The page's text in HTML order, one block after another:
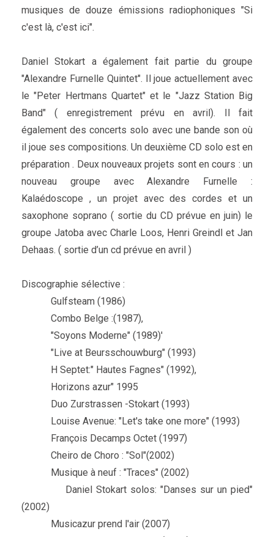
musiques de douze émissions radiophoniques "Si
c'est là, c'est ici".
Daniel Stokart a également fait partie du groupe
"Alexandre Furnelle Quintet". Il joue actuellement avec
le "Peter Hertmans Quartet" et le "Jazz Station Big
Band" ( enregistrement prévu en avril). Il fait
également des concerts solo avec une bande son où
il joue ses compositions. Un deuxième CD solo est en
préparation . Deux nouveaux projets sont en cours : un
nouveau groupe avec Alexandre Furnelle :
Kalaédoscope , un projet avec des cordes et un
saxophone soprano ( sortie du CD prévue en juin) le
groupe Jatoba avec Charle Loos, Henri Greindl et Jan
Dehaas. ( sortie d’un cd prévue en avril )
Discographie sélective :
Gulfsteam (1986)
Combo Belge :(1987),
"Soyons Moderne" (1989)'
"Live at Beursschouwburg" (1993)
H Septet:" Hautes Fagnes" (1992),
Horizons azur" 1995
Duo Zurstrassen -Stokart (1993)
Louise Avenue: "Let's take one more" (1993)
François Decamps Octet (1997)
Cheiro de Choro : "Sol"(2002)
Musique à neuf : "Traces" (2002)
Daniel Stokart solos: "Danses sur un pied"
(2002)
Musicazur prend l'air (2007)